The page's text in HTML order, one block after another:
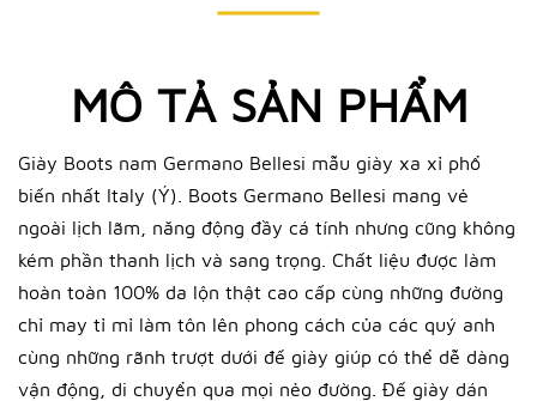
MÔ TẢ SẢN PHẨM
Giày Boots nam Germano Bellesi mẫu giày xa xỉ phổ
biến nhất Italy (Ý). Boots Germano Bellesi mang vẻ
ngoài lịch lãm, năng động đầy cá tính nhưng cũng không
kém phần thanh lịch và sang trọng. Chất liệu được làm
hoàn toàn 100% da lộn thật cao cấp cùng những đường
chỉ may tỉ mỉ làm tôn lên phong cách của các quý anh
cùng những rãnh trượt dưới đế giày giúp có thể dễ dàng
vận động, di chuyển qua mọi nẻo đường. Đế giày dán